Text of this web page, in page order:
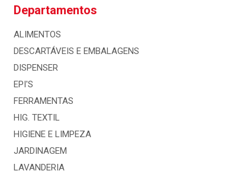
Departamentos
ALIMENTOS
DESCARTÁVEIS E EMBALAGENS
DISPENSER
EPI'S
FERRAMENTAS
HIG. TEXTIL
HIGIENE E LIMPEZA
JARDINAGEM
LAVANDERIA